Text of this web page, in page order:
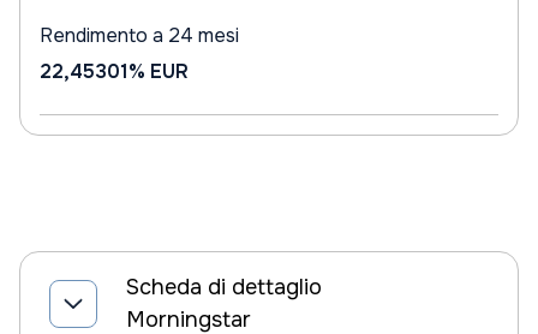
Rendimento a 24 mesi
22,45301% EUR
Scheda di dettaglio
Morningstar